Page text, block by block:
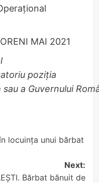
MAI 2021
poziția
a Guvernului
locuința unui bărbat
Next:
Bărbat bănuit de